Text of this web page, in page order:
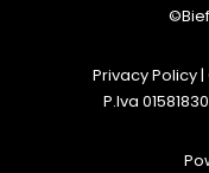
Privacy Policy|
P.Iva